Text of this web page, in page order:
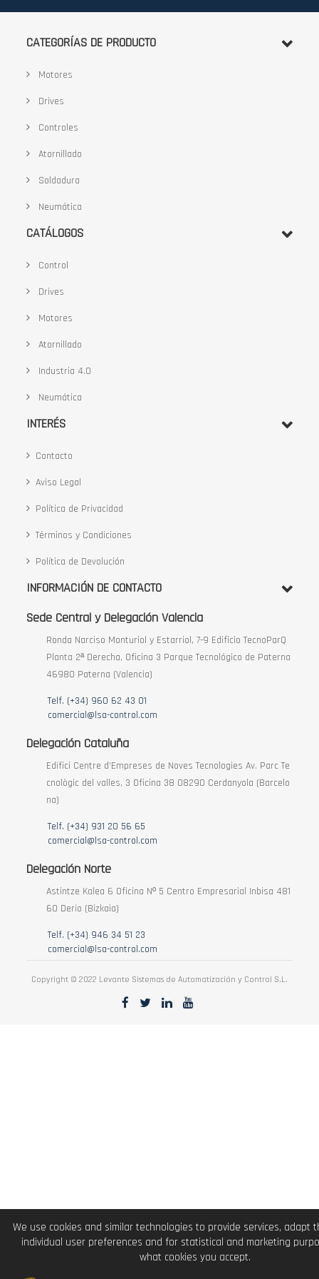
noticias:
CATEGORÍAS DE PRODUCTO
Motores
Drives
Controles
Atornillado
Soldadura
Neumática
CATÁLOGOS
Control
Drives
Motores
Atornillado
Industria 4.0
Neumática
INTERÉS
Contacto
Aviso Legal
Política de Privacidad
Términos y Condiciones
Política de Devolución
INFORMACIÓN DE CONTACTO
Sede Central y Delegación Valencia
Ronda Narciso Monturiol y Estarriol, 7-9 Edificio TecnoParQ
Planta 2ª Derecha, Oficina 3 Parque Tecnológico de Paterna
46980 Paterna (Valencia)
Telf. (+34) 960 62 43 01
comercial@lsa-control.com
Delegación Cataluña
Edifici Centre d’Empreses de Noves Tecnologies Av. Parc Te
cnològic del valles, 3 Oficina 38 08290 Cerdanyola (Barcelo
na)
Telf. (+34) 931 20 56 65
comercial@lsa-control.com
Delegación Norte
Astintze Kalea 6 Oficina Nº 5 Centro Empresarial Inbisa 481
60 Derio (Bizkaia)
Telf. (+34) 946 34 51 23
comercial@lsa-control.com
Copyright © 2022 Levante Sistemas de Automatización y Control S.L.
We use cookies and similar technologies to provide services, adapt
individual user preferences and for statistical and marketing
what cookies you accept.